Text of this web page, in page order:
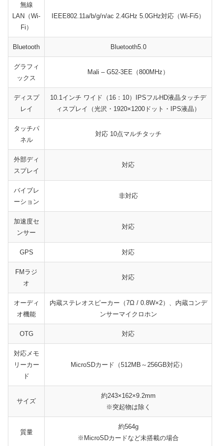
無線
LAN（Wi-
Fi）
IEEE802.11a/b/g/n/ac 2.4GHz 5.0GHz対応（Wi-Fi5）
Bluetooth Bluetooth5.0
グラフィ
ックス
Mali – G52-3EE（800MHz）
ディスプ
レイ
10.1インチ ワイド（16：10）IPSフルHD液晶タッチデ
ィスプレイ（光沢・1920×1200ドット・IPS液晶）
タッチパ
ネル
対応 10点マルチタッチ
外部ディ
スプレイ
対応
バイブレ
ーション
非対応
加速度セ
ンサー
対応
GPS 対応
FMラジ
オ
対応
オーディ
オ機能
内蔵ステレオスピーカー（7Ω / 0.8W×2）、内蔵コンデ
ンサーマイクロホン
OTG 対応
対応メモ
リーカー
ド
MicroSDカード（512MB～256GB対応）
サイズ
約243×162×9.2mm
※突起物は除く
質量
約564g
※MicroSDカードなど未搭載の場合